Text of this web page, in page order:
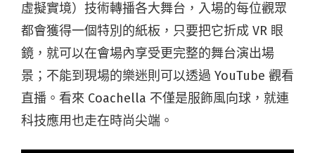
虛擬實境）技術轉播各大舞台，入場的每位觀眾
都會獲得一個特別的紙板，只要把它折成 VR 眼
鏡，就可以在會場內享受更完整的舞台演出場
景；不能到現場的樂迷則可以透過 YouTube 觀看
直播。看來 Coachella 不僅是服飾風向球，就連
科技應用也走在時尚尖端。